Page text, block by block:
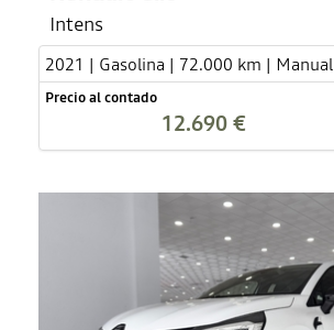
Intens
2021 | Gasolina | 72.000 km | Manual
Precio al contado
12.690 €